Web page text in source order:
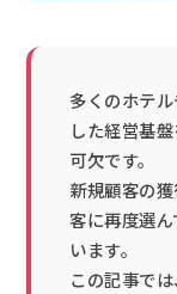
多くのホテ
した経営基
可欠です。
新規顧客の
客に再度選
います。
この記事で